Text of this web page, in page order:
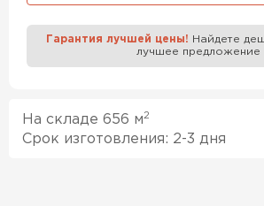
Гарантия лучшей цены! Найдете
лучшее предложение
На складе 656 м 2
Срок изготовления: 2-3 дня
Профилированный